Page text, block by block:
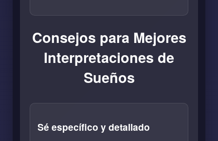
Consejos para Mejores
Interpretaciones de
Sueños
Sé específico y detallado